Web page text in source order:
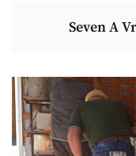
Seven A